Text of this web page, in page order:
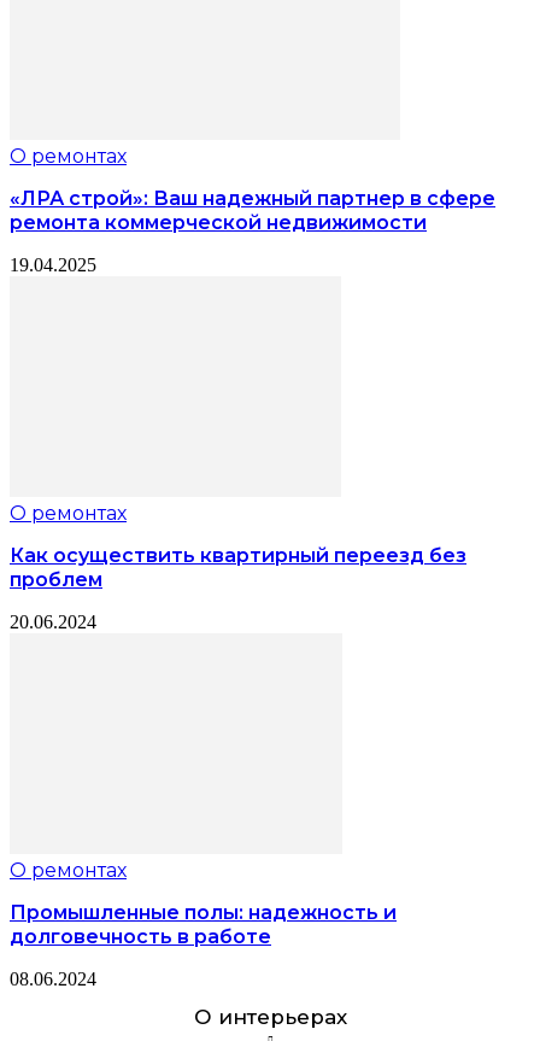
О ремонтах
«ЛРА строй»: Ваш надежный партнер в сфере
ремонта коммерческой недвижимости
19.04.2025
О ремонтах
Как осуществить квартирный переезд без
проблем
20.06.2024
О ремонтах
Промышленные полы: надежность и
долговечность в работе
08.06.2024
О интерьерах